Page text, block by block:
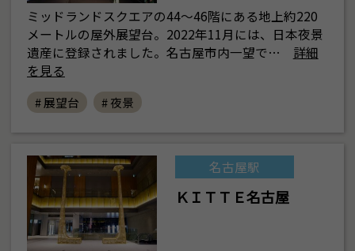
ミッドランドスクエアの44～46階にある地上約220
メートルの屋外展望台。2022年11月には、日本夜景
遺産に登録されました。名古屋市内一望で…
詳細
を見る
# 展望台 # 夜景
名古屋駅
ＫＩＴＴＥ名古屋